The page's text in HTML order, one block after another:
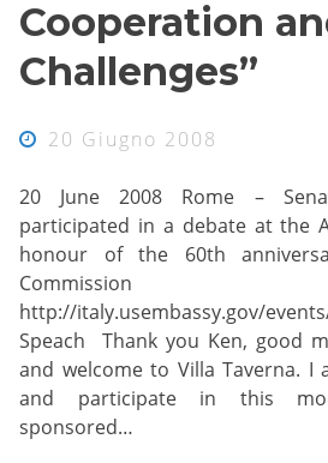
Cooperation
Challenges”
20 Giugno 2008
20 June 2008 Rome –
participated in a debate at the
honour of the 60th
http://italy.usembassy.gov/
Speach Thank you Ken, good
and welcome to Villa Taverna.
and participate in this
sponsored…